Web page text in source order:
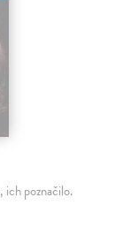
ich poznačilo.